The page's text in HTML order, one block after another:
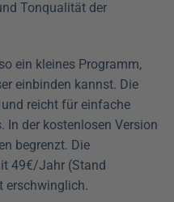
Tonqualität der
ein kleines Programm,
einbinden kannst. Die
und reicht für einfache
In der kostenlosen Version
begrenzt. Die
49€/Jahr (Stand
erschwinglich.